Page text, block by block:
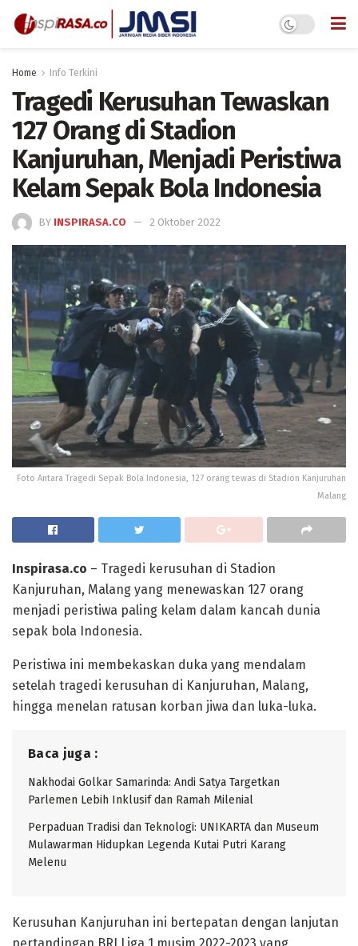
Home Info Terkini
Tragedi Kerusuhan Tewaskan
127 Orang di Stadion
Kanjuruhan, Menjadi Peristiwa
Kelam Sepak Bola Indonesia
BY INSPIRASA.CO 2 Oktober 2022
Foto Antara Tragedi Sepak Bola Indonesia, 127 orang tewas di Stadion Kanjuruhan
Malang
Inspirasa.co – Tragedi kerusuhan di Stadion
Kanjuruhan, Malang yang menewaskan 127 orang
menjadi peristiwa paling kelam dalam kancah dunia
sepak bola Indonesia.
Peristiwa ini membekaskan duka yang mendalam
setelah tragedi kerusuhan di Kanjuruhan, Malang,
hingga menelan ratusan korban jiwa dan luka-luka.
Baca juga :
Nakhodai Golkar Samarinda: Andi Satya Targetkan
Parlemen Lebih Inklusif dan Ramah Milenial
Perpaduan Tradisi dan Teknologi: UNIKARTA dan Museum
Mulawarman Hidupkan Legenda Kutai Putri Karang
Melenu
Kerusuhan Kanjuruhan ini bertepatan dengan lanjutan